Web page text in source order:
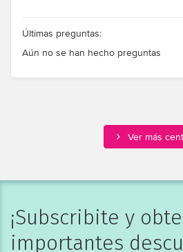
Últimas preguntas:
Aún no se han hecho preguntas
Ver más
¡Subscribite y
importantes